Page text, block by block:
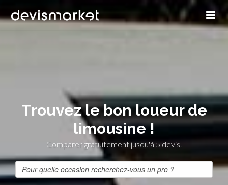
Trouvez le bon loueur de
limousine !
Comparer gratuitement jusqu'à 5 devis.